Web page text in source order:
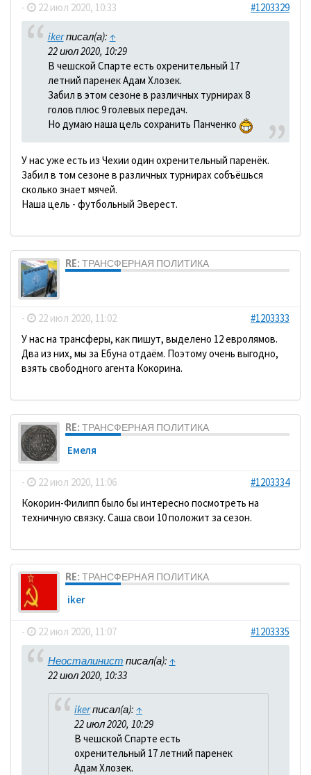
- 22 июл 2020, 10:33 #1203329
ikerписал(а): ↑
22 июл 2020, 10:29
В чешской Спарте есть охренительный 17
летний паренек Адам Хлозек.
Забил в этом сезоне в различных турнирах 8
голов плюс 9 голевых передач.
Но думаю наша цель сохранить Панченко
У нас уже есть из Чехии один охренительный паренёк.
Забил в том сезоне в различных турнирах собъёшься
сколько знает мячей.
Наша цель - футбольный Эверест.
RE: ТРАНСФЕРНАЯ ПОЛИТИКА
- 22 июл 2020, 11:02
#1203333
У нас на трансферы, как пишут, выделено 12 евролямов.
Два из них, мы за Ебуна отдаём. Поэтому очень выгодно,
взять свободного агента Кокорина.
RE: ТРАНСФЕРНАЯ ПОЛИТИКА
Емеля
- 22 июл 2020, 11:06
#1203334
Кокорин-Филипп было бы интересно посмотреть на
техничную связку. Саша свои 10 положит за сезон.
RE: ТРАНСФЕРНАЯ ПОЛИТИКА
iker
- 22 июл 2020, 11:07 #1203335
Неосталинист писал(а): ↑
22 июл 2020, 10:33
ikerписал(а): ↑
22 июл 2020, 10:29
В чешской Спарте есть
охренительный 17 летний паренек
Адам Хлозек.